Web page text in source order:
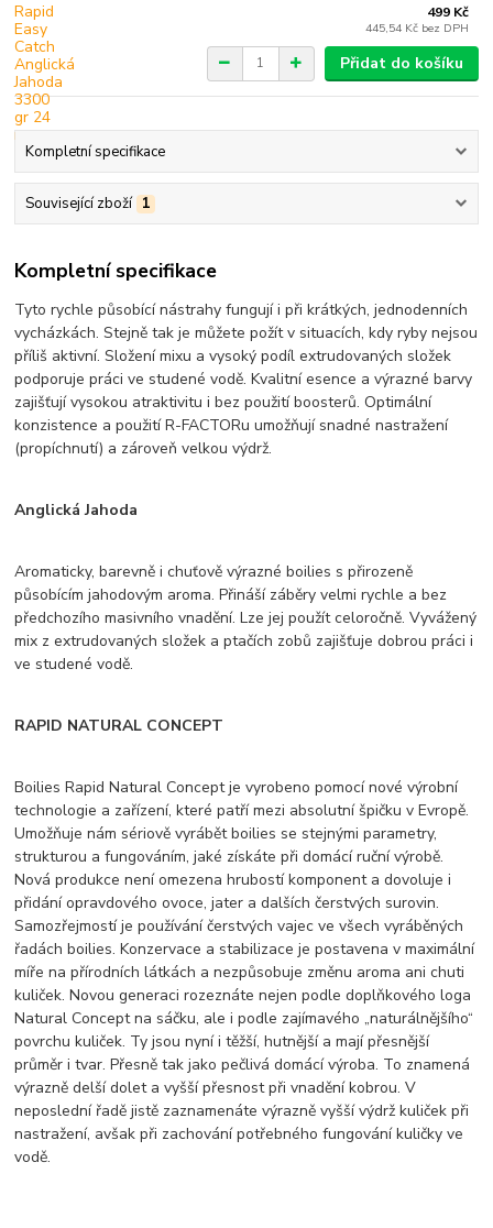
499 Kč
445,54 Kč bez DPH
Přidat do košíku
Kompletní specifikace
Související zboží 1
Kompletní specifikace
Tyto rychle působící nástrahy fungují i při krátkých, jednodenních
vycházkách. Stejně tak je můžete požít v situacích, kdy ryby nejsou
příliš aktivní. Složení mixu a vysoký podíl extrudovaných složek
podporuje práci ve studené vodě. Kvalitní esence a výrazné barvy
zajišťují vysokou atraktivitu i bez použití boosterů. Optimální
konzistence a použití R-FACTORu umožňují snadné nastražení
(propíchnutí) a zároveň velkou výdrž.
Anglická Jahoda
Aromaticky, barevně i chuťově výrazné boilies s přirozeně
působícím jahodovým aroma. Přináší záběry velmi rychle a bez
předchozího masivního vnadění. Lze jej použít celoročně. Vyvážený
mix z extrudovaných složek a ptačích zobů zajišťuje dobrou práci i
ve studené vodě.
RAPID NATURAL CONCEPT
Boilies Rapid Natural Concept je vyrobeno pomocí nové výrobní
technologie a zařízení, které patří mezi absolutní špičku v Evropě.
Umožňuje nám sériově vyrábět boilies se stejnými parametry,
strukturou a fungováním, jaké získáte při domácí ruční výrobě.
Nová produkce není omezena hrubostí komponent a dovoluje i
přidání opravdového ovoce, jater a dalších čerstvých surovin.
Samozřejmostí je používání čerstvých vajec ve všech vyráběných
řadách boilies. Konzervace a stabilizace je postavena v maximální
míře na přírodních látkách a nezpůsobuje změnu aroma ani chuti
kuliček. Novou generaci rozeznáte nejen podle doplňkového loga
Natural Concept na sáčku, ale i podle zajímavého „naturálnějšího“
povrchu kuliček. Ty jsou nyní i těžší, hutnější a mají přesnější
průměr i tvar. Přesně tak jako pečlivá domácí výroba. To znamená
výrazně delší dolet a vyšší přesnost při vnadění kobrou. V
neposlední řadě jistě zaznamenáte výrazně vyšší výdrž kuliček při
nastražení, avšak při zachování potřebného fungování kuličky ve
vodě.